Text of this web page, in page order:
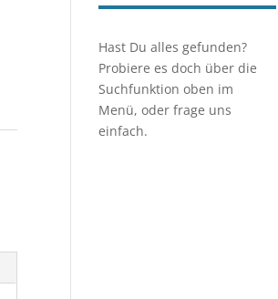
Hast Du alles gefunden?
Probiere es doch über die
Suchfunktion oben im
Menü, oder frage uns
einfach.